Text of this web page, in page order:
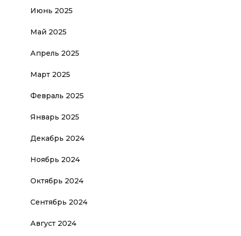
Июнь 2025
Май 2025
Апрель 2025
Март 2025
Февраль 2025
Январь 2025
Декабрь 2024
Ноябрь 2024
Октябрь 2024
Сентябрь 2024
Август 2024